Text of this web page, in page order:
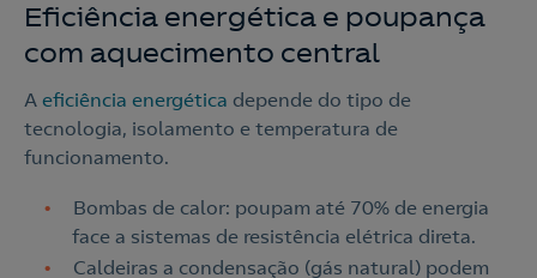
Eficiência energética e poupança
com aquecimento central
A eficiência energética depende do tipo de
tecnologia, isolamento e temperatura de
funcionamento.
Bombas de calor: poupam até 70% de energia
face a sistemas de resistência elétrica direta.
Caldeiras a condensação (gás natural) podem